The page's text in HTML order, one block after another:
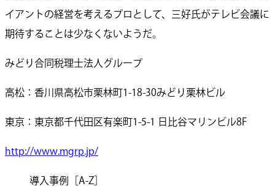
イアントの経営を考えるプロとして、三好氏がテレビ会議に
期待することは少なくないようだ。
みどり合同税理士法人グループ
高松：香川県高松市栗林町1-18-30みどり栗林ビル
東京：東京都千代田区有楽町1-5-1 日比谷マリンビル8F
http://www.mgrp.jp/
導入事例［A-Z］